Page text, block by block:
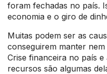
foram fechadas no país.
economia e o giro de
Muitas podem ser as
conseguirem manter
Crise financeira no país
recursos são algumas